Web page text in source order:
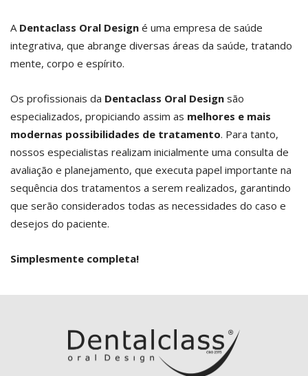
A Dentaclass Oral Design é uma empresa de saúde
integrativa, que abrange diversas áreas da saúde, tratando
mente, corpo e espírito.
Os profissionais da Dentaclass Oral Design são
especializados, propiciando assim as melhores e mais
modernas possibilidades de tratamento. Para tanto,
nossos especialistas realizam inicialmente uma consulta de
avaliação e planejamento, que executa papel importante na
sequência dos tratamentos a serem realizados, garantindo
que serão considerados todas as necessidades do caso e
desejos do paciente.
Simplesmente completa!